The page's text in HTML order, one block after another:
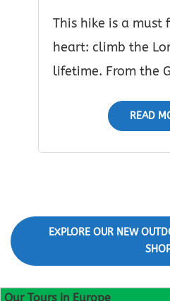
This hike is a must
heart: climb the
lifetime. From the
READ
EXPLORE OUR NEW
Our Tours in Europe